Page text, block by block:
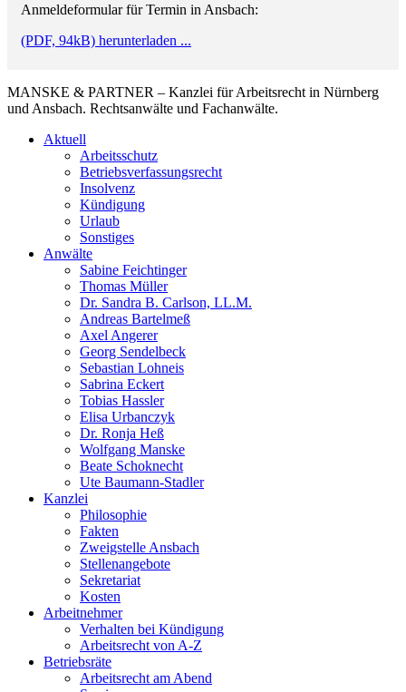
Anmeldeformular für Termin in Ansbach:
(PDF, 94kB) herunterladen ...
MANSKE & PARTNER – Kanzlei für Arbeitsrecht in Nürnberg
und Ansbach. Rechtsanwälte und Fachanwälte.
Aktuell
Arbeitsschutz
Betriebsverfassungsrecht
Insolvenz
Kündigung
Urlaub
Sonstiges
Anwälte
Sabine Feichtinger
Thomas Müller
Dr. Sandra B. Carlson, LL.M.
Andreas Bartelmeß
Axel Angerer
Georg Sendelbeck
Sebastian Lohneis
Sabrina Eckert
Tobias Hassler
Elisa Urbanczyk
Dr. Ronja Heß
Wolfgang Manske
Beate Schoknecht
Ute Baumann-Stadler
Kanzlei
Philosophie
Fakten
Zweigstelle Ansbach
Stellenangebote
Sekretariat
Kosten
Arbeitnehmer
Verhalten bei Kündigung
Arbeitsrecht von A-Z
Betriebsräte
Arbeitsrecht am Abend